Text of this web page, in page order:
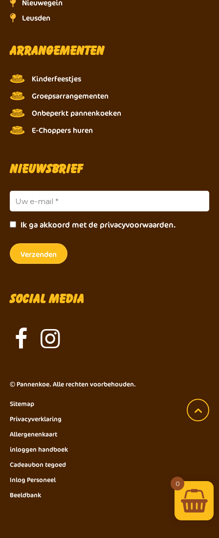
Nieuwegein
Leusden
Arrangementen
Kinderfeestjes
Groepsarrangementen
Onbeperkt pannenkoeken
E-Choppers huren
Nieuwsbrief
Ik ga akkoord met de privacyvoorwaarden.
Social Media
© Pannenkoe. Alle rechten voorbehouden.
Sitemap
Privacyverklaring
Allergenenkaart
inloggen handboek
Cadeaubon tegoed
Inlog Personeel
Beeldbank
0